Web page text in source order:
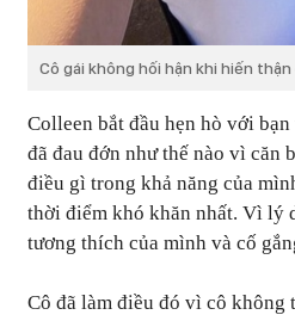
Cô gái không hối hận khi hiến thận
Colleen bắt đầu hẹn hò với
đã đau đớn như thế nào vì căn
điều gì trong khả năng của
thời điểm khó khăn nhất. Vì lý
tương thích của mình và cố
Cô đã làm điều đó vì cô